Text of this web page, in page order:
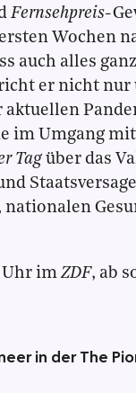
Fernsehpreis-
Wochen
auch alles
er nicht nur
im Umgang
Tag über das
nationalen
Uhr imZDF, ab
in der The